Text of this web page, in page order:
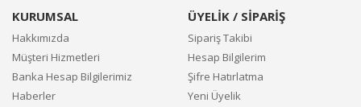
KURUMSAL
Hakkımızda
Müşteri Hizmetleri
Banka Hesap Bilgilerimiz
Haberler
ÜYELİK / SİPARİŞ
Sipariş Takibi
Hesap Bilgilerim
Şifre Hatırlatma
Yeni Üyelik